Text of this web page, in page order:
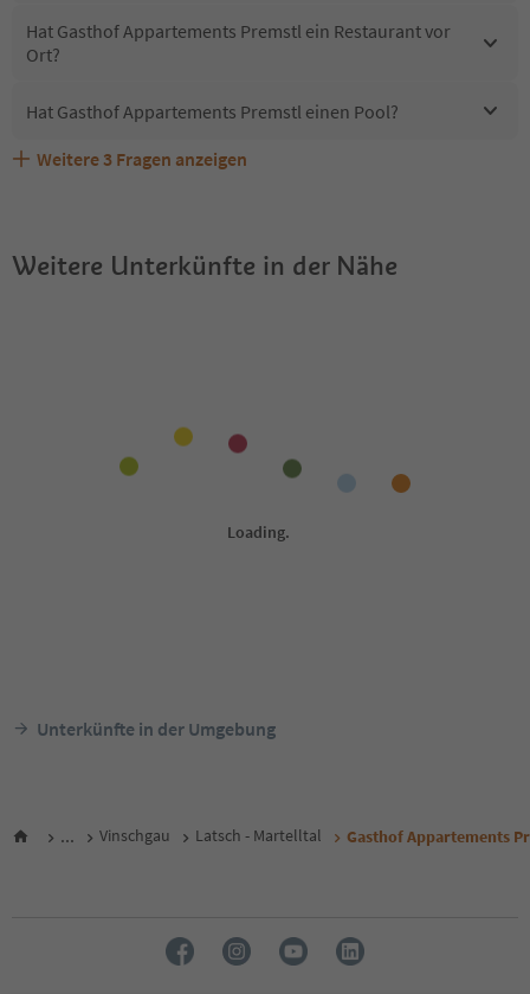
Hat Gasthof Appartements Premstl ein Restaurant vor
Ort?
Hat Gasthof Appartements Premstl einen Pool?
Sind Haustiere in der Unterkunft Gasthof Appartements
Welche Services bietet Gasthof Appartements Premstl?
Erhalten die Gäste von Gasthof Appartements Premstl
Weitere 3 Fragen anzeigen
Weitere Unterkünfte in der Nähe
Unterkünfte in der Umgebung
... Vinschgau Latsch - Martelltal Gasthof Appartements